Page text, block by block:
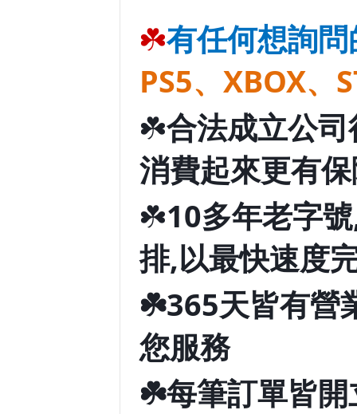
☘️有任何想詢
PS5、XBOX、
☘️合法成立公
消費起來更有
☘️10多年老字
排,以最快速度
☘️365天皆有營
您服務
☘️每筆訂單皆